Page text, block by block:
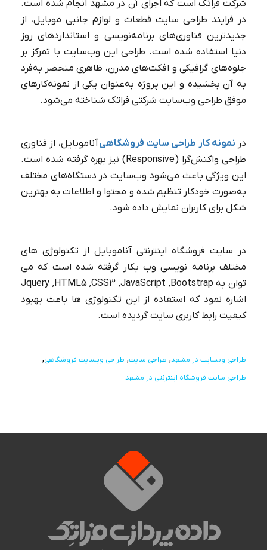
شرکت فراتک است که اجرای آن در مشهد انجام شده است.
در فرایند طراحی سایت قطعات و لوازم جانبی موبایل، از
جدیدترین فناوری‌های برنامه‌نویسی و استانداردهای روز
دنیا استفاده شده است. طراحی این وب‌سایت با تمرکز بر
جلوه‌های گرافیکی و افکت‌های مدرن، ظاهری منحصر به‌فرد
به آن بخشیده و این پروژه به‌عنوان یکی از نمونه‌کارهای
موفق طراحی وب‌سایت شرکتی فراتک شناخته می‌شود.
در نمونه ‌کار طراحی سایت فروشگاهیآناموبایل، از فناوری
طراحی واکنش‌گرا (Responsive) نیز بهره گرفته شده است.
این ویژگی باعث می‌شود وب‌سایت در دستگاه‌های مختلف
به‌صورت خودکار تنظیم شده و محتوا و اطلاعات به بهترین
شکل برای کاربران نمایش داده شود.
در سایت فروشگاه اینترنتی آناموبایل از تکنولوژی های
مختلف برنامه نویسی وب بکار گرفته شده است که می
توان به Jquery ,HTML5 ,CSS3 ,JavaScript ,Bootstrap
اشاره نمود که استفاده از این تکنولوژی ها باعث بهبود
کیفیت رابط کاربری سایت گردیده است.
طراحی وبسایت در مشهد طراحی سایت طراحی وبسایت فروشگاهی
طراحی سایت فروشگاه اینترنتی در مشهد